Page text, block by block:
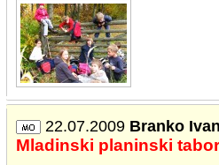
22.07.2009 Branko
Mladinski planinski